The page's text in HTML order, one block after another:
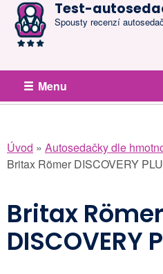
Test-
Spousty recenzí
Menu
Úvod » Autosedačky dle
Britax Römer DISCOVERY
Britax Römer
DISCOVERY